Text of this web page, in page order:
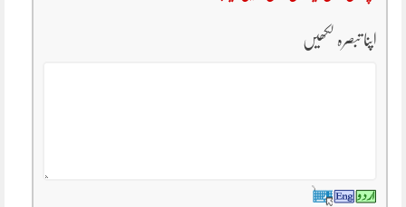
اپنا تبصرہ لکھیں